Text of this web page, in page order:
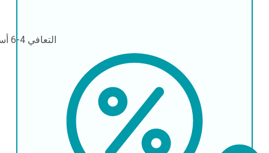
التعافي 4-6 أسابيع